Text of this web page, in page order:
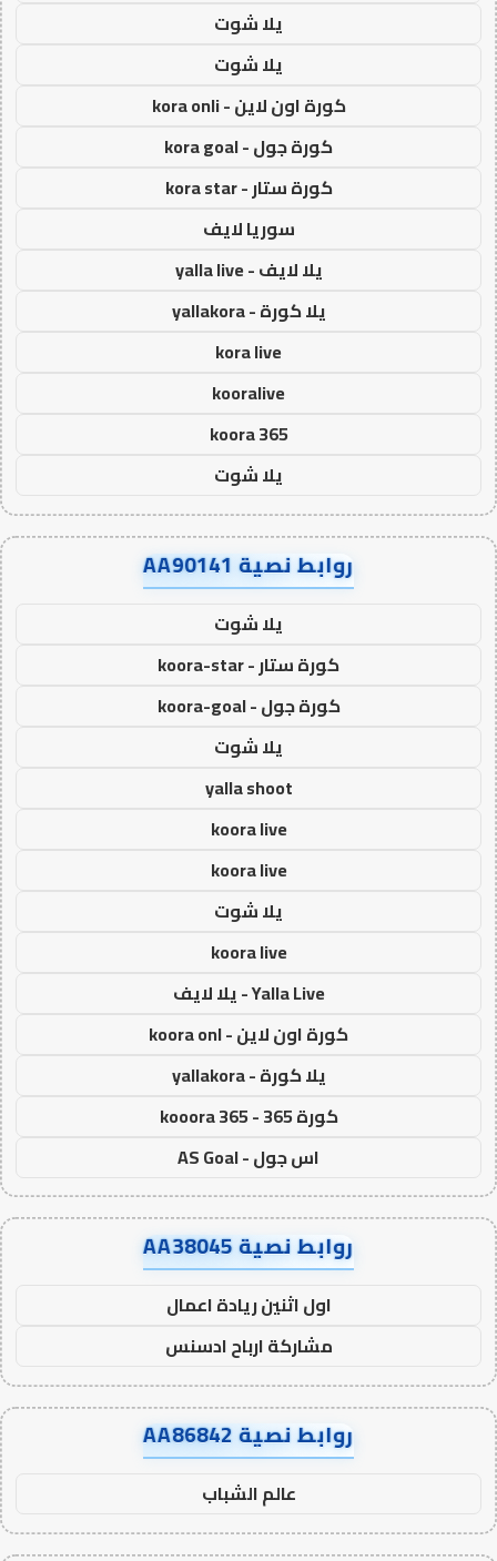
يلا شوت
يلا شوت
كورة اون لاين - kora onli
كورة جول - kora goal
كورة ستار - kora star
سوريا لايف
يلا لايف - yalla live
يلا كورة - yallakora
kora live
kooralive
koora 365
يلا شوت
روابط نصية AA90141
يلا شوت
كورة ستار - koora-star
كورة جول - koora-goal
يلا شوت
yalla shoot
koora live
koora live
يلا شوت
koora live
Yalla Live - يلا لايف
كورة اون لاين - koora onl
يلا كورة - yallakora
كورة 365 - kooora 365
اس جول - AS Goal
روابط نصية AA38045
اول اثنين ريادة اعمال
مشاركة ارباح ادسنس
روابط نصية AA86842
عالم الشباب